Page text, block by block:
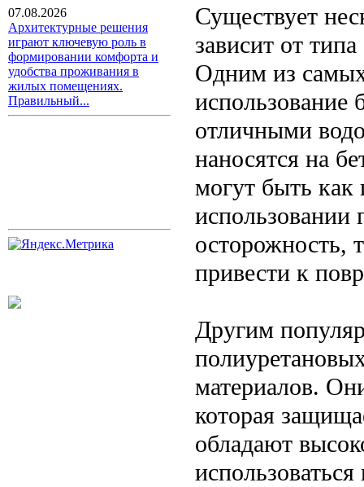
07.08.2026
Архитектурные решения
играют ключевую роль в
формировании комфорта и
удобства проживания в
жилых помещениях.
Правильный...
Существует
зависит от
Одним из самых
отличными
наносятся на
могут быть
использовании
осторожность,
привести к
Другим
материалов.
которая
обладают